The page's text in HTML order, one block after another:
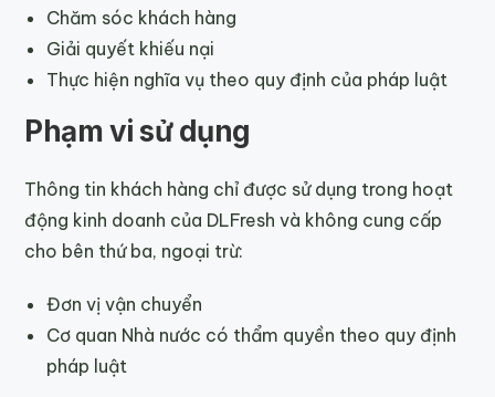
Chăm sóc khách hàng
Giải quyết khiếu nại
Thực hiện nghĩa vụ theo quy định của pháp luật
Phạm vi sử dụng
Thông tin khách hàng chỉ được sử dụng trong hoạt
động kinh doanh của DLFresh và không cung cấp
cho bên thứ ba, ngoại trừ:
Đơn vị vận chuyển
Cơ quan Nhà nước có thẩm quyền theo quy định
pháp luật